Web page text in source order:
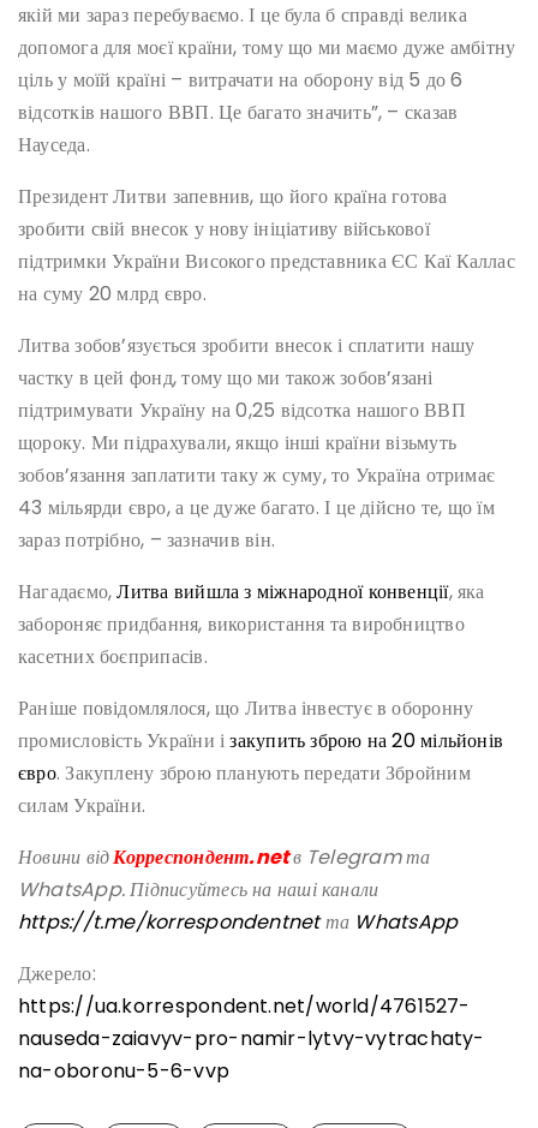
якій ми зараз перебуваємо. І це була б справді велика
допомога для моєї країни, тому що ми маємо дуже амбітну
ціль у моїй країні – витрачати на оборону від 5 до 6
відсотків нашого ВВП. Це багато значить”, – сказав
Науседа.
Президент Литви запевнив, що його країна готова
зробити свій внесок у нову ініціативу військової
підтримки України Високого представника ЄС Каї Каллас
на суму 20 млрд євро.
Литва зобов’язується зробити внесок і сплатити нашу
частку в цей фонд, тому що ми також зобов’язані
підтримувати Україну на 0,25 відсотка нашого ВВП
щороку. Ми підрахували, якщо інші країни візьмуть
зобов’язання заплатити таку ж суму, то Україна отримає
43 мільярди євро, а це дуже багато. І це дійсно те, що їм
зараз потрібно, – зазначив він.
Нагадаємо,Литва вийшла з міжнародної конвенції, яка
забороняє придбання, використання та виробництво
касетних боєприпасів.
Раніше повідомлялося, що Литва інвестує в оборонну
промисловість України ізакупить зброю на 20 мільйонів
євро. Закуплену зброю планують передати Збройним
силам України.
Новини відКорреспондент.netв Telegram та
WhatsApp. Підписуйтесь на наші канали
https://t.me/korrespondentnetта WhatsApp
Джерело:
https://ua.korrespondent.net/world/4761527-
nauseda-zaiavyv-pro-namir-lytvy-vytrachaty-
na-oboronu-5-6-vvp